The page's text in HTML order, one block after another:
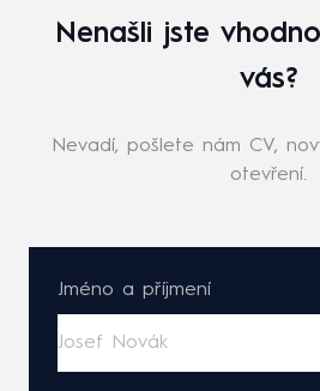
Nenašli jste
vás?
Nevadí, pošlete nám CV,
otevření.
Jméno a příjmení